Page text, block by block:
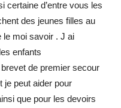
certaine d’entre vous les
des jeunes filles au
le moi savoir . J ai
enfants
de premier secour
je peut aider pour
que pour les devoirs